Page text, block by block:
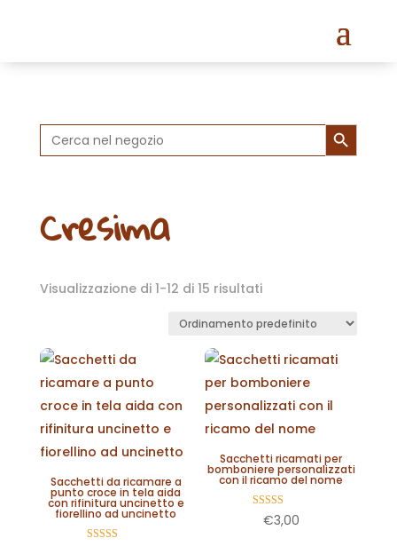
Search
for:
Search Button
Cresima
Visualizzazione di 1-12 di 15 risultati
Sacchetti da ricamare a
punto croce in tela aida
con rifinitura uncinetto e
fiorellino ad uncinetto
Sacchetti ricamati per
bomboniere personalizzati
con il ricamo del nome
Valutato
5.00
€3,00